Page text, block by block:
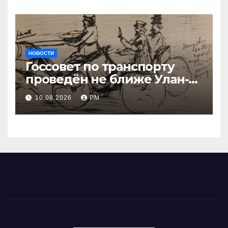
НОВОСТИ
Госсовет по транспорту
проведён не ближе Улан-
Удэ
10.08.2026 РМ